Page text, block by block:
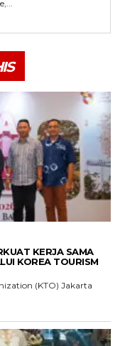
KERJA SAMA
KOREA TOURISM
(KTO) Jakarta